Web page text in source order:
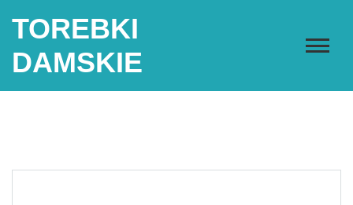
TOREBKI
DAMSKIE